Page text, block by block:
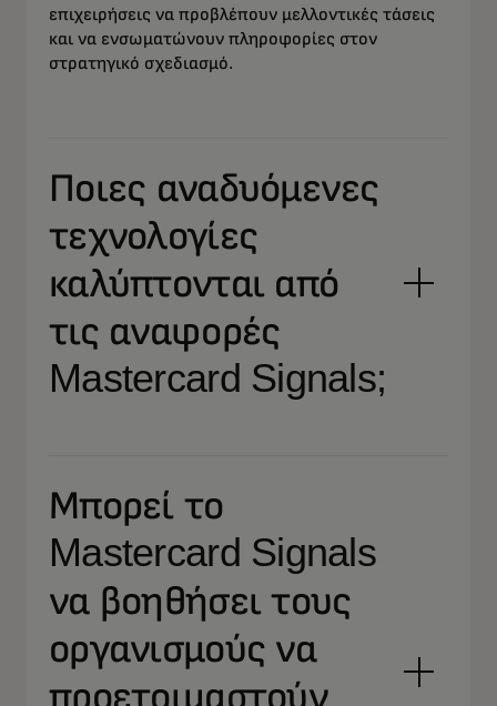
επιχειρήσεις να προβλέπουν μελλοντικές τάσεις
και να ενσωματώνουν πληροφορίες στον
στρατηγικό σχεδιασμό.
Ποιες αναδυόμενες
τεχνολογίες
καλύπτονται από
τις αναφορές
Mastercard Signals;
Μπορεί το
Mastercard Signals
να βοηθήσει τους
οργανισμούς να
προετοιμαστούν